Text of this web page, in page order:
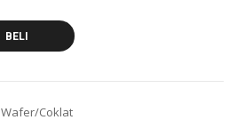
BELI
Wafer/Coklat